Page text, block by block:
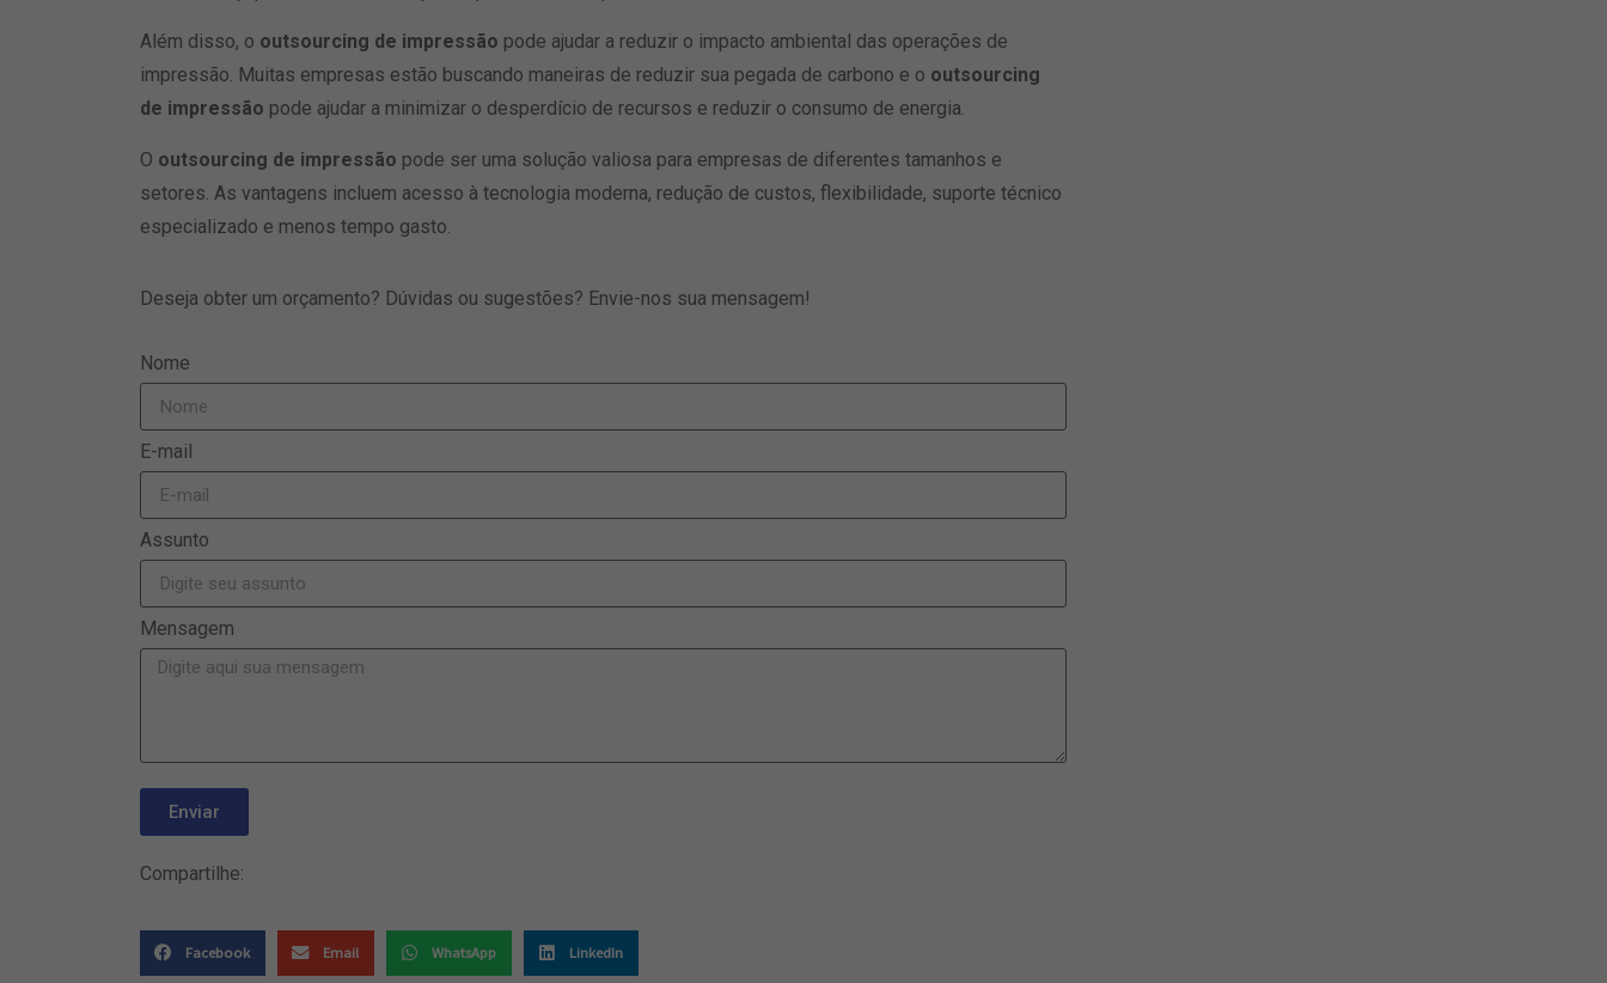
Além disso, o outsourcing de impressão pode ajudar a reduzir o impacto ambiental das operações de
impressão. Muitas empresas estão buscando maneiras de reduzir sua pegada de carbono e o outsourcing
de impressão pode ajudar a minimizar o desperdício de recursos e reduzir o consumo de energia.
O outsourcing de impressão pode ser uma solução valiosa para empresas de diferentes tamanhos e
setores. As vantagens incluem acesso à tecnologia moderna, redução de custos, flexibilidade, suporte técnico
especializado e menos tempo gasto.
Deseja obter um orçamento? Dúvidas ou sugestões? Envie-nos sua mensagem!
Nome
E-mail
Assunto
Mensagem
Enviar
Compartilhe:
Facebook Email WhatsApp LinkedIn